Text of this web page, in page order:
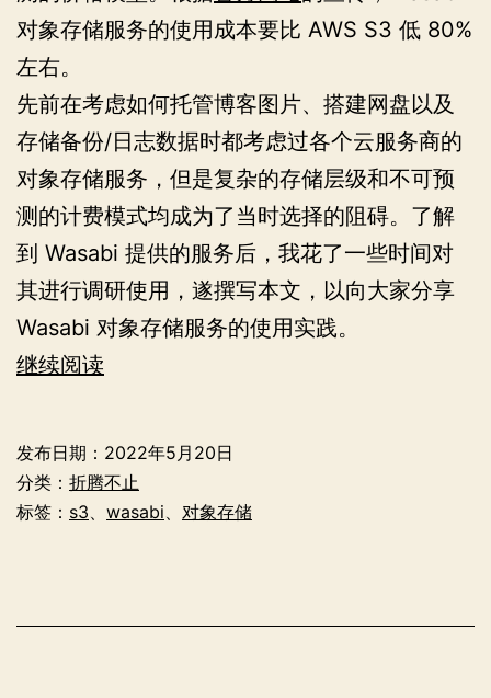
对象存储服务的使用成本要比 AWS S3 低 80%
左右。
先前在考虑如何托管博客图片、搭建网盘以及
存储备份/日志数据时都考虑过各个云服务商的
对象存储服务，但是复杂的存储层级和不可预
测的计费模式均成为了当时选择的阻碍。了解
到 Wasabi 提供的服务后，我花了一些时间对
其进行调研使用，遂撰写本文，以向大家分享
Wasabi 对象存储服务的使用实践。
继续阅读
存
储
使
发布日期： 2022年5月20日
分类： 折腾不止
标签： s3、 wasabi、 对象存储